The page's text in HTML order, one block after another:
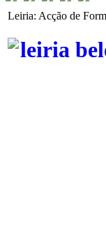
Leiria: Acção de